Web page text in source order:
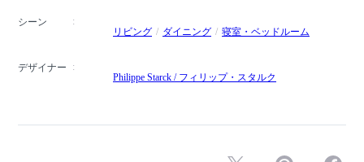
シーン
リビング
ダイニング 寝室・ベッドルーム
デザイナー
Philippe Starck / フィリップ・スタルク